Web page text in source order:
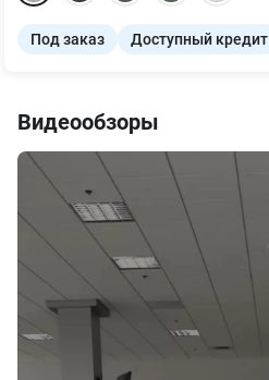
Под заказ Доступный кредит
Видеообзоры